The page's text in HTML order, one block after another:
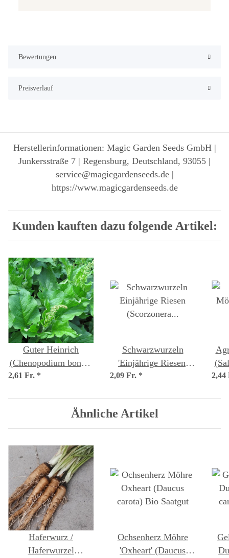
Bewertungen
Preisverlauf
Herstellerinformationen: Magic Garden Seeds GmbH |
Junkersstraße 7 | Regensburg, Deutschland, 93055 |
service@magicgardenseeds.de |
https://www.magicgardenseeds.de
Kunden kauften dazu folgende Artikel:
Guter Heinrich
(Chenopodium bonus-
henricus) Bio Saatgut
2,61 Fr. *
Schwarzwurzeln
'Einjährige Riesen'
(Scorzonera hispanica)
2,09 Fr. *
Ähnliche Artikel
Haferwurz /
Haferwurzel
Ochsenherz Möhre
'Oxheart' (Daucus